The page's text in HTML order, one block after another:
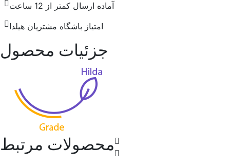
آماده ارسال کمتر از 12 ساعت
امتیاز باشگاه مشتریان هیلدا
جزئیات محصول
محصولات مرتبط